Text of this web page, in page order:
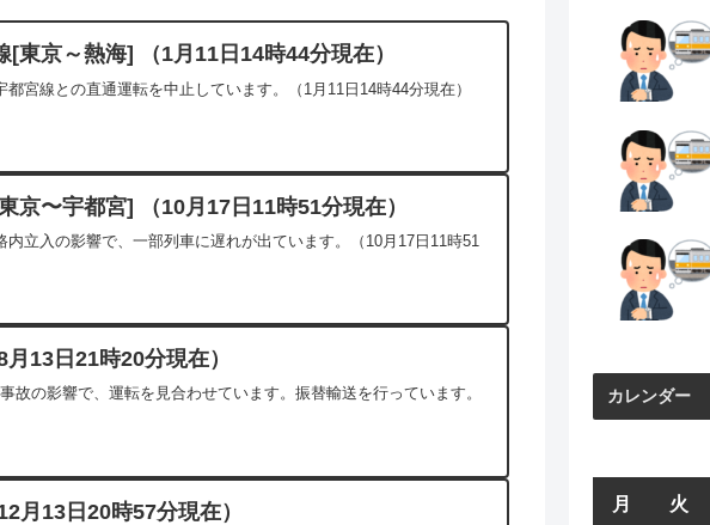
[東京～熱海] （1月11日14時44分現在）
宮線との直通運転を中止しています。（1月11日14時44分現在）
京〜宇都宮] （10月17日11時51分現在）
立入の影響で、一部列車に遅れが出ています。（10月17日11時51
13日21時20分現在）
故の影響で、運転を見合わせています。振替輸送を行っています。
月13日20時57分現在）
カレンダー
月 火